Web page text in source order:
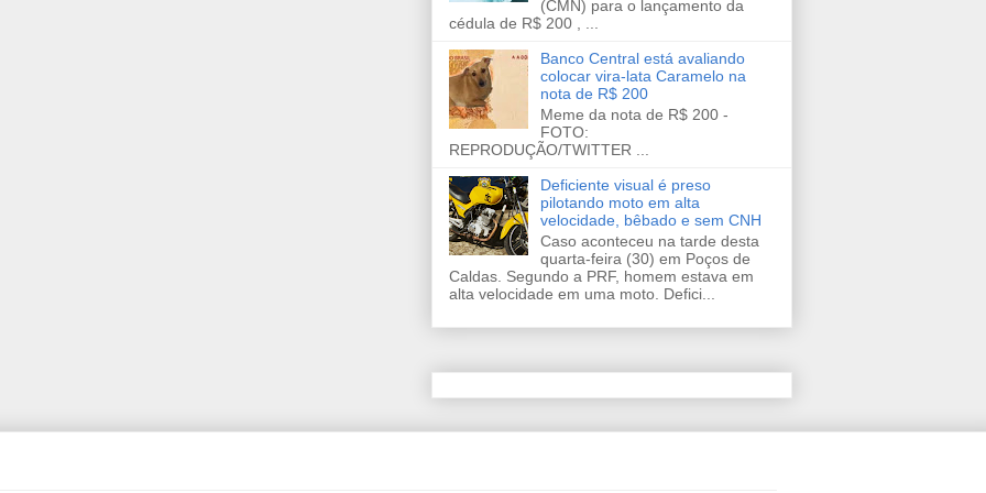
(CMN) para o lançamento da
cédula de R$ 200 , ...
Banco Central está avaliando
colocar vira-lata Caramelo na
nota de R$ 200
Meme da nota de R$ 200 -
FOTO:
REPRODUÇÃO/TWITTER ...
Deficiente visual é preso
pilotando moto em alta
velocidade, bêbado e sem CNH
Caso aconteceu na tarde desta
quarta-feira (30) em Poços de
Caldas. Segundo a PRF, homem estava em
alta velocidade em uma moto. Defici...